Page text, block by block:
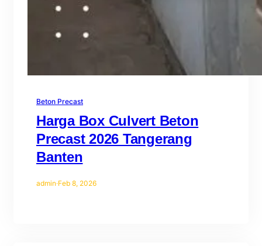
Beton Precast
Harga Box Culvert Beton
Precast 2026 Tangerang
Banten
admin·Feb 8, 2026